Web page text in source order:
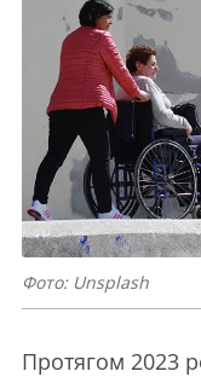
Фото: Unsplash
Протягом 2023